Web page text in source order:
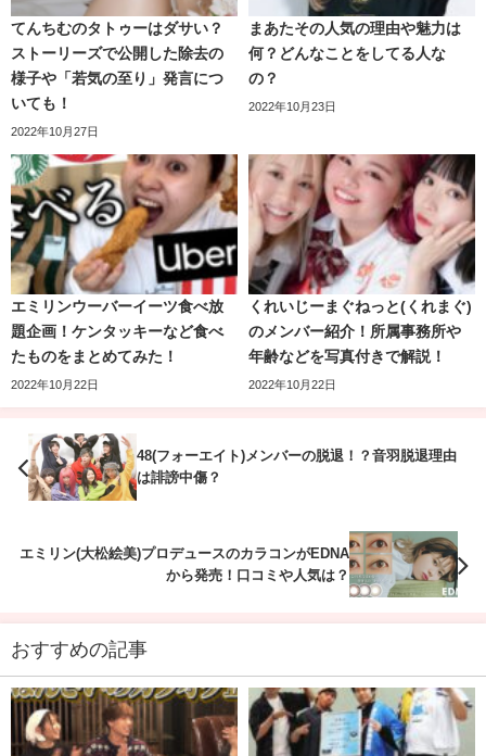
メイク動画で人気のまあたそですが実は幼いころからとに
かく服が大好き
な女の子だったそうです。幼稚園の頃から「どの服が良
い？」とお母さんに
選ばされていたまあたそは小学2年生の頃には自分で服を選
びたいという意志が
強くなっていました！
そんなまあたそは普段からストリート系のメンズ服をゆる
く着こなす ことが多く、
この投稿をInstagramで見る
えっちゃん(ボンボンTV)(@ecchan_bom2)がシェアした投稿
普段ストリートファッションを着ないような人にも
BEFTEYは
ふくれな
こちらも人気YouTuberのふくれな！
てんちむのタトゥーはダサい？
ストーリーズで公開した除去の
様子や「若気の至り」発言につ
いても！
2022年10月27日
まあたその人気の理由や魅力は
何？どんなことをしてる人な
の？
2022年10月23日
エミリンウーバーイーツ食べ放
題企画！ケンタッキーなど食べ
たものをまとめてみた！
2022年10月22日
くれいじーまぐねっと(くれまぐ)
のメンバー紹介！所属事務所や
年齢などを写真付きで解説！
2022年10月22日
48(フォーエイト)メンバーの脱退！？音羽脱退理由
は誹謗中傷？
エミリン(大松絵美)プロデュースのカラコンがEDNA
から発売！口コミや人気は？
おすすめの記事